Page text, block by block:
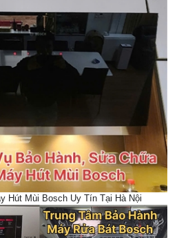
Hút Mùi Bosch Uy Tín Tại Hà Nội